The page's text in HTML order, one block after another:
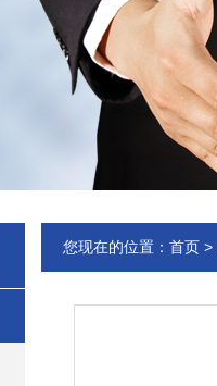
您现在的位置： 首页 >